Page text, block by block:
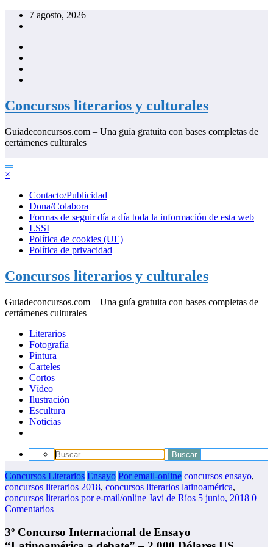
Saltar
7 agosto, 2026
Concursos literarios y culturales
Guiadeconcursos.com – Una guía gratuita con bases completas de
certámenes culturales
×
Contacto/Publicidad
Dona/Colabora
Formas de seguir día a día toda la información de esta web
LSSI
Política de cookies (UE)
Política de privacidad
Concursos literarios y culturales
Guiadeconcursos.com – Una guía gratuita con bases completas de
certámenes culturales
Literarios
Fotografía
Pintura
Carteles
Cortos
Vídeo
Ilustración
Escultura
Noticias
Concursos Literarios Ensayo Por email-online concursos ensayo,
concursos literarios 2018, concursos literarios latinoamérica,
concursos literarios por e-mail/online Javi de Ríos 5 junio, 2018 0
Comentarios
3º Concurso Internacional de Ensayo